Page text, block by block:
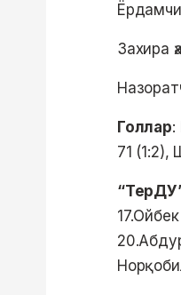
Захира
Голлар:
71 (1:2),